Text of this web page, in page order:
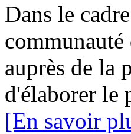
Dans le
auprès de la
d'élaborer le
[En savoir